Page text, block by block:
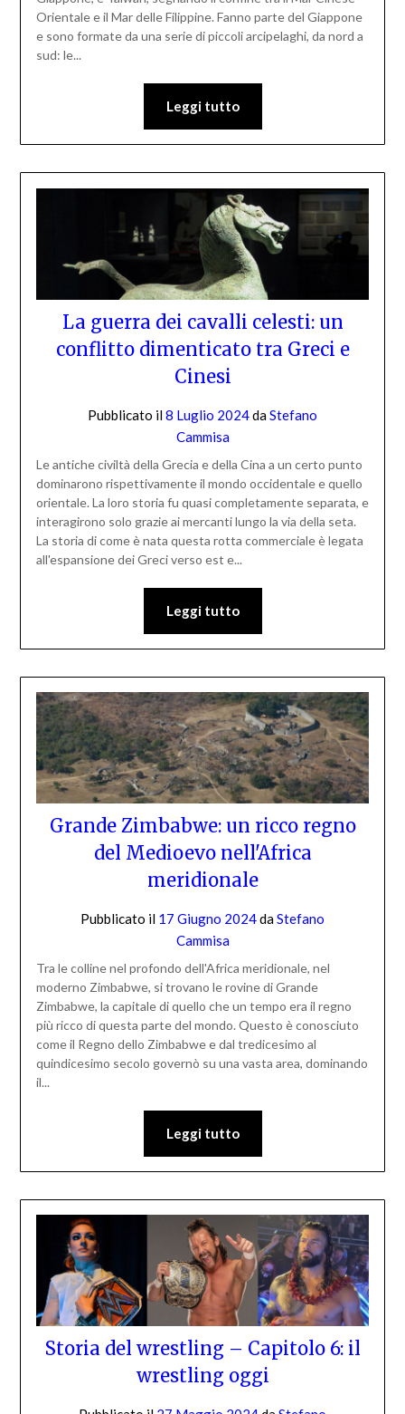
Orientale e il Mar delle Filippine. Fanno parte del Giappone
e sono formate da una serie di piccoli arcipelaghi, da nord a
sud: le...
Leggi tutto
La guerra dei cavalli celesti: un
conflitto dimenticato tra Greci e
Cinesi
Pubblicato il8 Luglio 2024daStefano
Cammisa
Le antiche civiltà della Grecia e della Cina a un certo punto
dominarono rispettivamente il mondo occidentale e quello
orientale. La loro storia fu quasi completamente separata, e
interagirono solo grazie ai mercanti lungo la via della seta.
La storia di come è nata questa rotta commerciale è legata
all'espansione dei Greci verso est e...
Leggi tutto
Grande Zimbabwe: un ricco regno
del Medioevo nell'Africa
meridionale
Pubblicato il 17 Giugno 2024daStefano
Cammisa
Tra le colline nel profondo dell'Africa meridionale, nel
moderno Zimbabwe, si trovano le rovine di Grande
Zimbabwe, la capitale di quello che un tempo era il regno
più ricco di questa parte del mondo. Questo è conosciuto
come il Regno dello Zimbabwe e dal tredicesimo al
quindicesimo secolo governò su una vasta area, dominando
il...
Leggi tutto
Storia del wrestling – Capitolo 6: il
wrestling oggi